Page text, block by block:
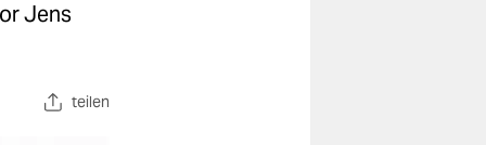
Jens
teilen